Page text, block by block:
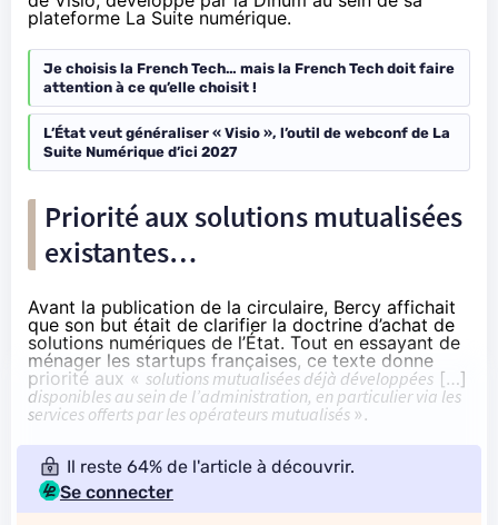
plateforme La Suite numérique.
Je choisis la French Tech… mais la French Tech doit faire
attention à ce qu’elle choisit !
L’État veut généraliser « Visio », l’outil de webconf de La
Suite Numérique d’ici 2027
Priorité aux solutions mutualisées
existantes…
Avant la publication de la circulaire, Bercy affichait
que son but était de clarifier la doctrine d’achat de
solutions numériques de l’État. Tout en essayant de
ménager les startups françaises, ce texte donne
priorité aux « solutions mutualisées déjà développées […]
disponibles au sein de l’administration, en particulier via les
services offerts par les opérateurs mutualisés ».
Il reste 64% de l'article à découvrir.
Se connecter